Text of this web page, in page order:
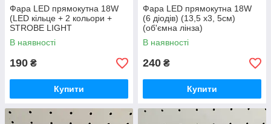
Фара LED прямокутна 18W
(LED кільце + 2 кольори +
STROBE LIGHT
В наявності
190 ₴
Купити
Фара LED прямокутна 18W
(6 діодів) (13,5 х3, 5см)
(об'ємна лінза)
В наявності
240 ₴
Купити